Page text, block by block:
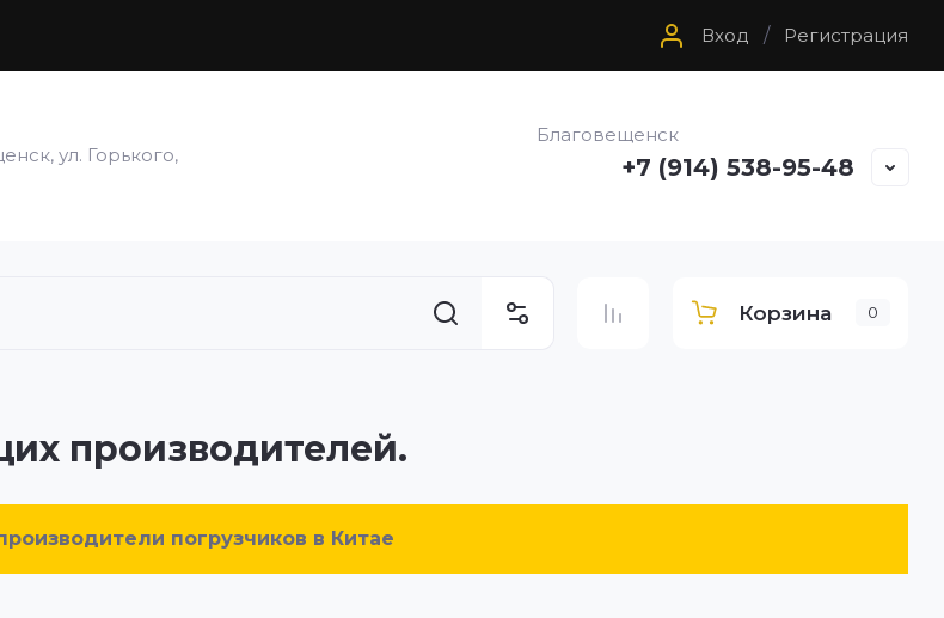
Вход / Регистрация
ул. Горького,
Благовещенск
+7 (914) 538-95-48
Корзина 0
производителей.
погрузчиков в Китае